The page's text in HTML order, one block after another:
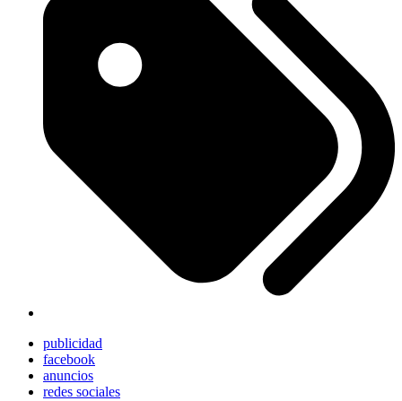
publicidad
facebook
anuncios
redes sociales